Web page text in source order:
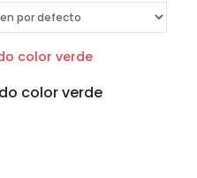
color verde